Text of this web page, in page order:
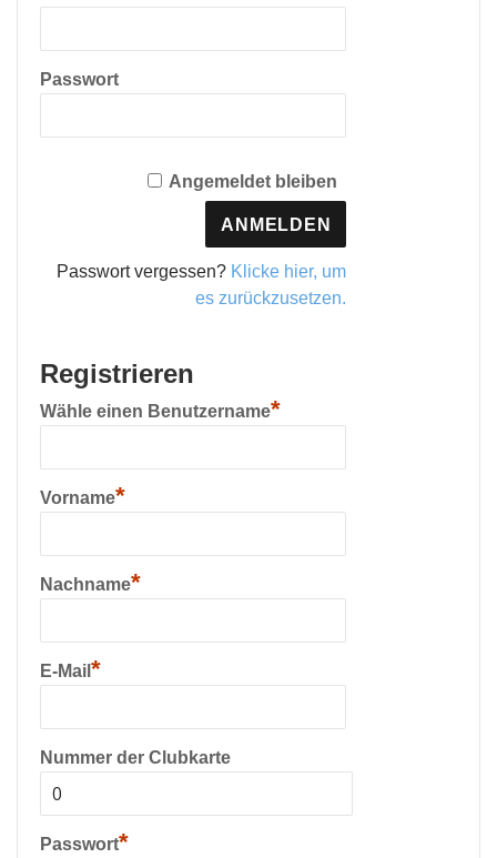
Passwort
Angemeldet bleiben
Passwort vergessen? Klicke hier, um
es zurückzusetzen.
Registrieren
Wähle einen Benutzername*
Vorname*
Nachname*
E-Mail *
Nummer der Clubkarte
Passwort*